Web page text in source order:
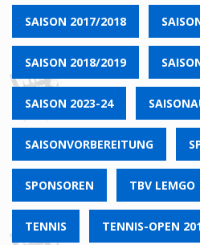
SAISON 2017/2018
SAISON 2018/2019
SAISON 2023-24
SAISONVORBEREITUNG
SPONSOREN TBV LEMGO
TENNIS TENNIS-OPEN